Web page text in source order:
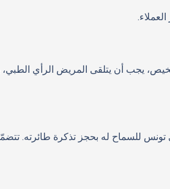
يجب أن يتلقى المريض الرأي الطبي،
للسماح له بحجز تذكرة طائرته.